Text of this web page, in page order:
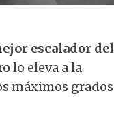
escalador del
lo eleva a la
máximos grados